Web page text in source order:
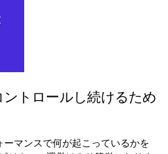
ントロールし続けるため
マンスで何が起こっているかを